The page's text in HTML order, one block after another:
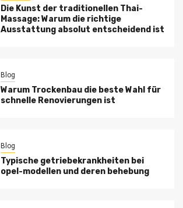
Die Kunst der traditionellen Thai-
Massage: Warum die richtige
Ausstattung absolut entscheidend ist
Blog
Warum Trockenbau die beste Wahl für
schnelle Renovierungen ist
Blog
Typische getriebekrankheiten bei
opel-modellen und deren behebung